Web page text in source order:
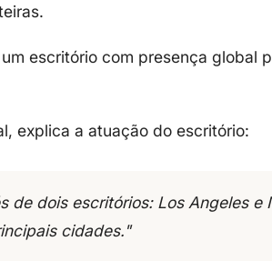
.
escritório com presença global
explica a atuação do escritório:
dois escritórios: Los Angeles e
cidades."